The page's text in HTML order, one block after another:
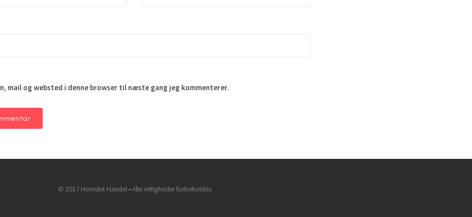
mail og websted i denne browser til næste gang jeg kommenterer.
© 2017 Hornslet Handel • Alle rettigheder forbeholdes